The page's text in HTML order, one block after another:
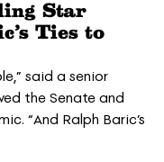
Star
Ties to
said a senior
the Senate and
“And Ralph Baric’s